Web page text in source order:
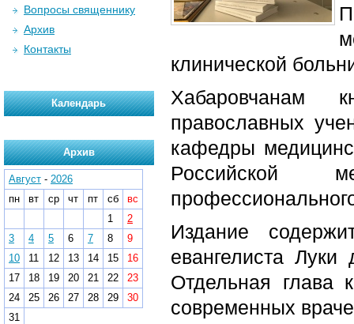
клинической
Хабаровчанам
православных
кафедры
Российской
Издание
евангелиста Луки
Отдельная глава
современных
Вопросы священнику
Архив
Контакты
Календарь
Архив
Август - 2026
пн
вт ср чт пт сб
вс
1
2
3
4 5 6 7 8
9
10
11 12 13 14 15
16
17
18 19 20 21 22
23
24
25 26 27 28 29
30
31